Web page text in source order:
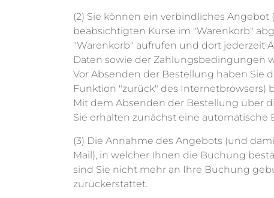
(2) Sie können ein verbindliches
beabsichtigten Kurse im "Warenkorb"
"Warenkorb" aufrufen und dort jederzeit
Daten sowie der Zahlungsbedingungen
Vor Absenden der Bestellung haben Sie
Funktion "zurück" des Internetbrowsers)
Mit dem Absenden der Bestellung über
Sie erhalten zunächst eine
(3) Die Annahme des Angebots (und
Mail), in welcher Ihnen die Buchung
sind Sie nicht mehr an Ihre Buchung
zurückerstattet.